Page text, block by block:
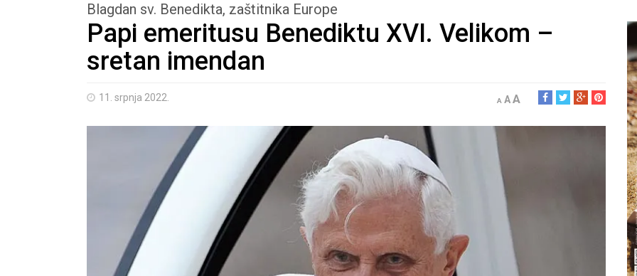
Blagdan sv. Benedikta, zaštitnika Europe
Papi emeritusu Benediktu XVI. Velikom –
sretan imendan
11. srpnja 2022. A AA